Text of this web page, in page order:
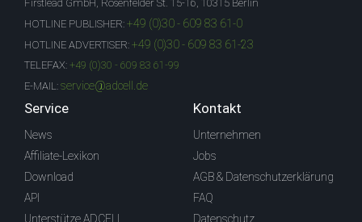
Firstlead GmbH, Rosenfelder St. 15-16, 10315 Berlin
HOTLINE PUBLISHER: +49 (0)30 - 609 83 61-0
HOTLINE ADVERTISER: +49 (0)30 - 609 83 61-23
TELEFAX: +49 (0)30 - 609 83 61-99
E-MAIL: service@adcell.de
Service
News
Affiliate-Lexikon
Download
API
Unterstütze ADCELL
Kontakt
Unternehmen
Jobs
AGB & Datenschutzerklärung
FAQ
Datenschutz